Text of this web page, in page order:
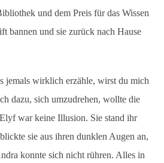
und dem Preis für das Wissen
bannen und sie zurück nach Hause
jemals wirklich erzähle, wirst du mich
dazu, sich umzudrehen, wollte die
war keine Illusion. Sie stand ihr
sie aus ihren dunklen Augen an,
konnte sich nicht rühren. Alles in